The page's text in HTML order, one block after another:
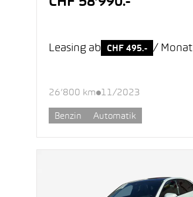
CHF 58’990.-
Leasing ab CHF 495.- / Monat
26’800 km 11/2023
Benzin Automatik